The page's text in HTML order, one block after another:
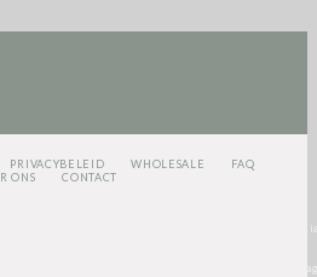
PRIVACYBELEID WHOLESALE
FAQ
ONS
CONTACT